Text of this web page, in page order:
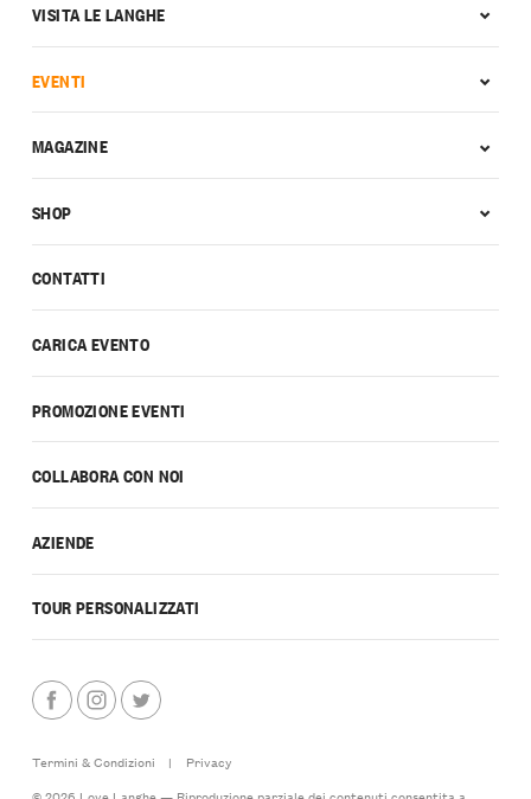
CONTATTI
CARICA EVENTO
PROMOZIONE EVENTI
COLLABORA CON NOI
AZIENDE
TOUR PERSONALIZZATI
VISITA LE LANGHE
EVENTI
MAGAZINE
SHOP
Termini & Condizioni |
Privacy